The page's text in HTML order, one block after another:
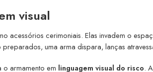
visual
acessórios cerimoniais. Elas invadem o
uma arma dispara, lanças
o armamento em linguagem visual do risco.